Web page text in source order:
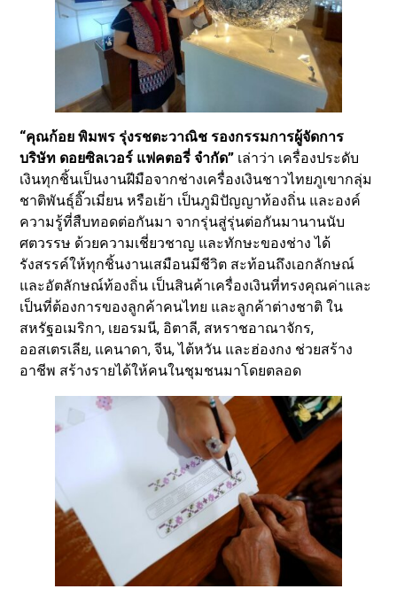
“คุณก้อย พิมพร รุ่งรชตะวาณิช รองกรรมการผู้จัดการ
บริษัท ดอยซิลเวอร์ แฟคตอรี่ จำกัด” เล่าว่า เครื่องประดับ
เงินทุกชิ้นเป็นงานฝีมือจากช่างเครื่องเงินชาวไทยภูเขากลุ่ม
ชาติพันธุ์อิ๊วเมี่ยน หรือเย้า เป็นภูมิปัญญาท้องถิ่น และองค์
ความรู้ที่สืบทอดต่อกันมา จากรุ่นสู่รุ่นต่อกันมานานนับ
ศตวรรษ ด้วยความเชี่ยวชาญ และทักษะของช่าง ได้
รังสรรค์ให้ทุกชิ้นงานเสมือนมีชีวิต สะท้อนถึงเอกลักษณ์
และอัตลักษณ์ท้องถิ่น เป็นสินค้าเครื่องเงินที่ทรงคุณค่าและ
เป็นที่ต้องการของลูกค้าคนไทย และลูกค้าต่างชาติ ใน
สหรัฐอเมริกา, เยอรมนี, อิตาลี, สหราชอาณาจักร,
ออสเตรเลีย, แคนาดา, จีน, ไต้หวัน และฮ่องกง ช่วยสร้าง
อาชีพ สร้างรายได้ให้คนในชุมชนมาโดยตลอด